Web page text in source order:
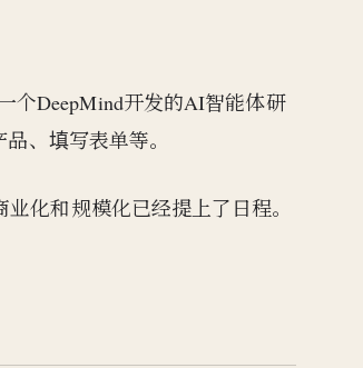
个DeepMind开发的AI智能体研
、填写表单等。
化和规模化已经提上了日程。